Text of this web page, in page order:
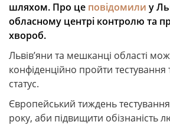
шляхом. Про це повідомили у
обласному центрі контролю та
хвороб.
Львів’яни та мешканці області
конфіденційно пройти тестування
статус.
Європейський тиждень
року, аби підвищити обізнаність